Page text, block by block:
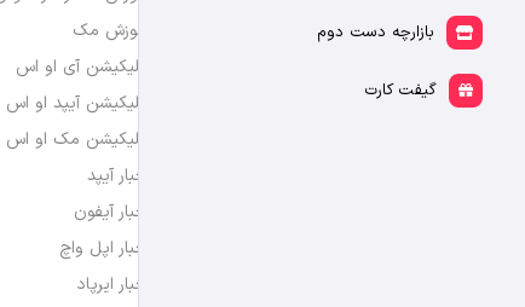
بازارچه دست دوم
گیفت کارت
آموزش مک
اپلیکیشن آی او اس
اپلیکیشن آیپد او اس
اپلیکیشن مک او اس
اخبار آیپد
اخبار آیفون
اخبار اپل واچ
اخبار ایرپاد